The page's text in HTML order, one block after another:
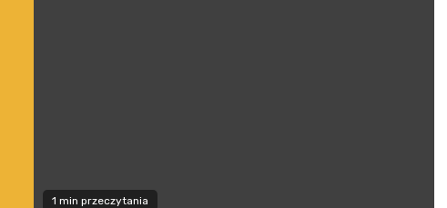
1 min przeczytania